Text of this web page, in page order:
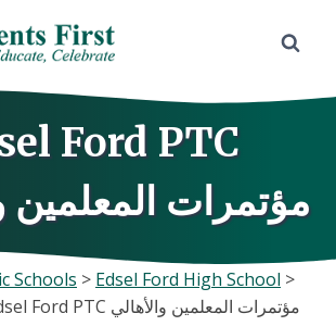
Ford PTC
مؤتمرات المعلمين
Schools > Edsel Ford High School >
Edsel Ford PTC مؤتمرات المعلمين والأهالي